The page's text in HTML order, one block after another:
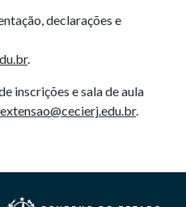
declarações e
.
inscrições e sala de aula
.